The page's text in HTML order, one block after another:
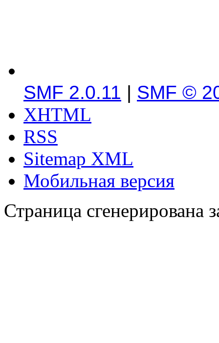
SMF 2.0.11 | SMF ©
XHTML
RSS
Sitemap XML
Мобильная версия
Страница сгенерирована